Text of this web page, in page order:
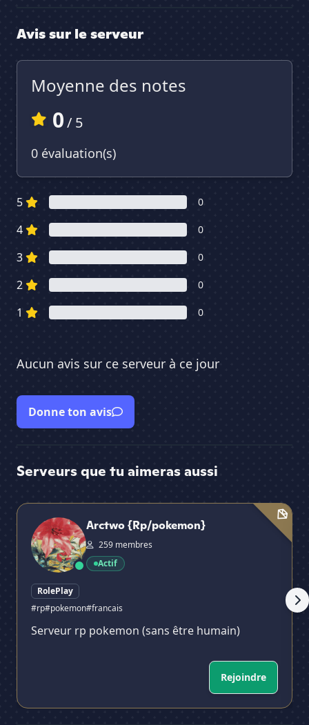
Avis sur le serveur
Moyenne des notes
0/ 5
0 évaluation(s)
5 0
4 0
3 0
2 0
1 0
Aucun avis sur ce serveur à ce jour
Donne ton avis
Serveurs que tu aimeras aussi
Arctwo {Rp/pokemon}
Arctwo {Rp/pokemon}
259 membres
Actif
RolePlay
#rp#pokemon#francais
Serveur rp pokemon (sans être humain)
Rejoindre